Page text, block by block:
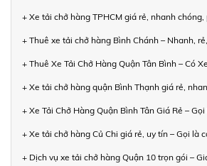
+ Xe tải chở hàng TPHCM giá rẻ, nhanh chóng,
+ Thuê xe tải chở hàng Bình Chánh – Nhanh,
+ Thuê Xe Tải Chở Hàng Quận Tân Bình – Có
+ Xe tải chở hàng quận Bình Thạnh giá rẻ,
+ Xe Tải Chở Hàng Quận Bình Tân Giá Rẻ – Gọi
+ Xe tải chở hàng Củ Chi giá rẻ, uy tín – Gọi là
+ Dịch vụ xe tải chở hàng Quận 10 trọn gói –